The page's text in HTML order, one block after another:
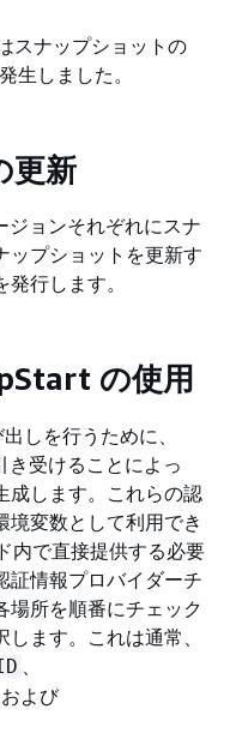
スナップショットの
生しました。
更新
ジョンそれぞれにスナ
ップショットを更新す
行します。
の使用
しを行うために、
き受けることによっ
成します。これらの認
境変数として利用でき
内で直接提供する必要
証情報プロバイダーチ
場所を順番にチェック
ます。これは通常、
および